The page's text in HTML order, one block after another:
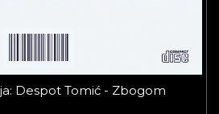
Despot Tomić - Zbogom